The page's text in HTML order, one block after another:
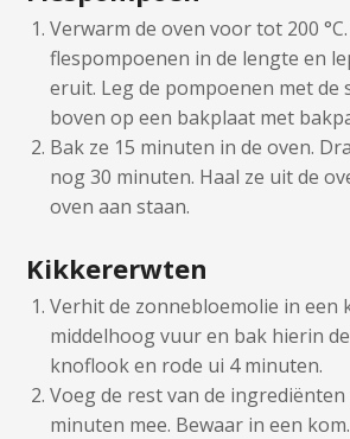
Verwarm de oven voor tot 200
flespompoenen in de lengte en
eruit. Leg de pompoenen met de
boven op een bakplaat met
Bak ze 15 minuten in de oven.
nog 30 minuten. Haal ze uit de
oven aan staan.
Kikkererwten
Verhit de zonnebloemolie in een
middelhoog vuur en bak hierin
knoflook en rode ui 4 minuten.
Voeg de rest van de
minuten mee. Bewaar in een kom.